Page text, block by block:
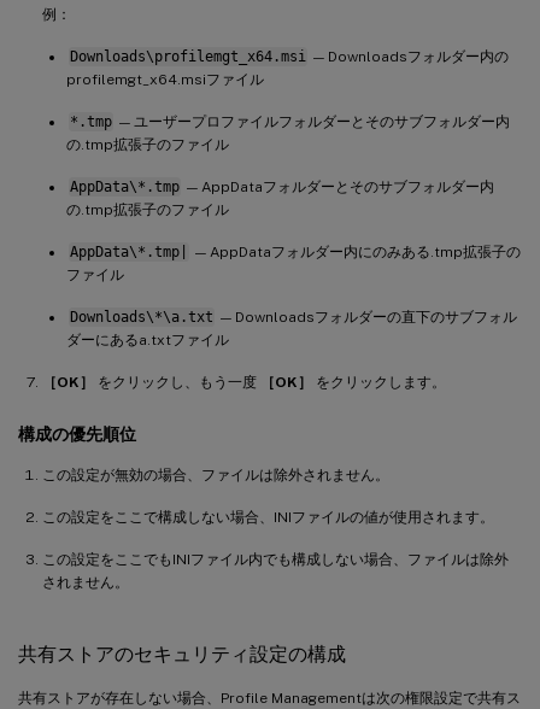
例：
Downloads\profilemgt_x64.msi — Downloadsフォルダー内の
profilemgt_x64.msiファイル
*.tmp — ユーザープロファイルフォルダーとそのサブフォルダー内
の.tmp拡張子のファイル
AppData\*.tmp — AppDataフォルダーとそのサブフォルダー内
の.tmp拡張子のファイル
AppData\*.tmp|
— AppDataフォルダー内にのみある.tmp拡張子の
ファイル
Downloads\*\a.txt — Downloadsフォルダーの直下のサブフォル
ダーにあるa.txtファイル
［OK］ をクリックし、もう一度 ［OK］ をクリックします。
構成の優先順位
この設定が無効の場合、ファイルは除外されません。
この設定をここで構成しない場合、INIファイルの値が使用されます。
この設定をここでもINIファイル内でも構成しない場合、ファイルは除外
されません。
共有ストアのセキュリティ設定の構成
共有ストアが存在しない場合、Profile Managementは次の権限設定で共有ス